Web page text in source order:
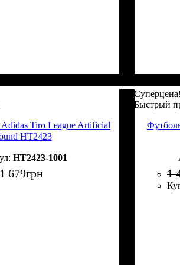
Tiro League Artificial
HT2423
HT2423-1001
1 679грн
Быстрый
1